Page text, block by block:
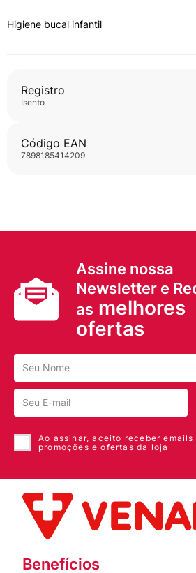
Higiene bucal infantil
Registro
isento
Código EAN
7898185414209
Assine nossa
Newsletter e
as melhores
ofertas
Ao assinar, aceito receber emails
promoções e ofertas da loja
Benefícios